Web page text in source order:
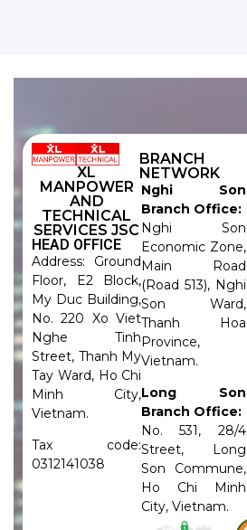
XL
MANPOWER
AND
TECHNICAL
SERVICES JSC
HEAD OFFICE
Address: Ground
Floor, E2 Block,
My Duc Building,
No. 220 Xo Viet
Nghe Tinh
Street, Thanh My
Tay Ward, Ho Chi
Minh City,
Vietnam.
Tax code:
0312141038
BRANCH
NETWORK
Nghi Son
Branch Office:
Nghi Son
Economic Zone,
Main Road
(Road 513), Nghi
Son Ward,
Thanh Hoa
Province,
Vietnam.
Long Son
Branch Office:
No. 531, 28/4
Street, Long
Son Commune,
Ho Chi Minh
City, Vietnam.